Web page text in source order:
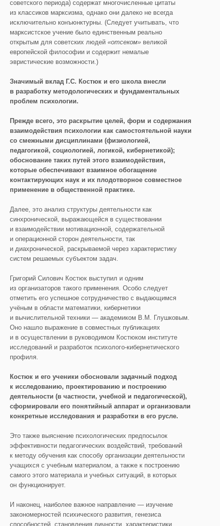
советского периода) содержат многочисленные цитаты
из классиков марксизма, однако они далеко не всегда
исключительно конъюнктурны. (Следует учитывать, что
марксистское учение было единственным реально
открытым для советских людей «отсеком» великой
европейской философии и содержит немалые
эвристические возможности.)
Значимый вклад Г.С. Костюк и его школа внесли
в разработку методологических и фундаментальных
проблем психологии.
Прежде всего, это раскрытие целей, форм и содержания
взаимодействия психологии как самостоятельной науки
со смежными дисциплинами (физиологией,
педагогикой, социологией, логикой, кибернетикой);
обоснование таких путей этого взаимодействия,
которые обеспечивают взаимное обогащение
контактирующих наук и их плодотворное совместное
применение в общественной практике.
Далее, это анализ структуры деятельности как
синхронической, выражающейся в существовании
и взаимодействии мотивационной, содержательной
и операционной сторон деятельности, так
и диахронической, раскрываемой через характеристику
систем решаемых субъектом задач.
Григорий Силович Костюк выступил и одним
из организаторов такого применения. Особо следует
отметить его успешное сотрудничество с выдающимся
учёным в области математики, кибернетики
и вычислительной техники — академиком В.М. Глушковым.
Оно нашло выражение в совместных публикациях
и в осуществлении в руководимом Костюком институте
исследований и разработок психолого-кибернетического
профиля.
Костюк и его ученики обосновали задачный подход
к исследованию, проектированию и построению
деятельности (в частности, учебной и педагогической),
сформировали его понятийный аппарат и организовали
конкретные исследования и разработки в его русле.
Это также выяснение психологических предпосылок
эффективности педагогических воздействий, требований
к методу обучения как способу организации деятельности
учащихся с учебным материалом, а также к построению
самого этого материала и учебных ситуаций, в которых
он функционирует.
И наконец, наиболее важное направление — изучение
закономерностей психического развития, генезиса
способностей, становления личности, характеристики